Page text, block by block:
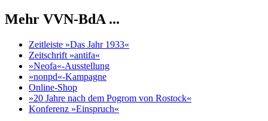
Mehr VVN-BdA ...
Zeitleiste »Das Jahr 1933«
Zeitschrift »antifa«
»Neofa«-Ausstellung
»nonpd«-Kampagne
Online-Shop
»20 Jahre nach dem Pogrom von Rostock«
Konferenz »Einspruch«